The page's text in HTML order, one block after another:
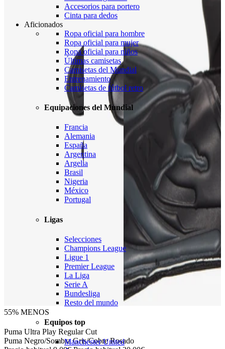
Accesorios para portero
Cinta para dedos
Aficionados
Ropa oficial para hombre
Ropa oficial para mujer
Ropa oficial para niños
Últimas camisetas
Camisetas del Mundial
Entrenamiento
Camisetas de fútbol retro
Equipaciones del Mundial
Francia
Alemania
España
Argentina
Argelia
Brasil
Nigeria
México
Portugal
Ligas
Selecciones
Champions League
Ligue 1
Premier League
La Liga
Serie A
Bundesliga
Resto del mundo
Equipos top
Manchester United
55% MENOS
Puma Ultra Play Regular Cut
Puma Negro/Sombra Gris/Cobre Rosado